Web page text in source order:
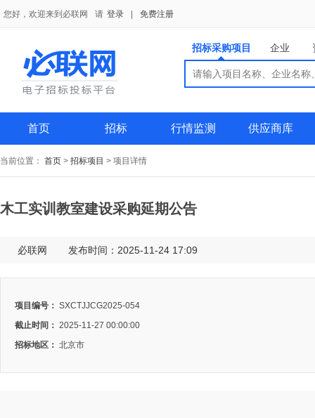
您好，欢迎来到必联网 请 登录 免费注册
招标采购项目 企业
首页 招标 行情监测 供应商库
当前位置： 首页 > 招标项目 > 项目详情
木工实训教室建设采购延期公告
必联网 发布时间：2025-11-24 17:09
项目编号： SXCTJJCG2025-054
截止时间： 2025-11-27 00:00:00
招标地区： 北京市